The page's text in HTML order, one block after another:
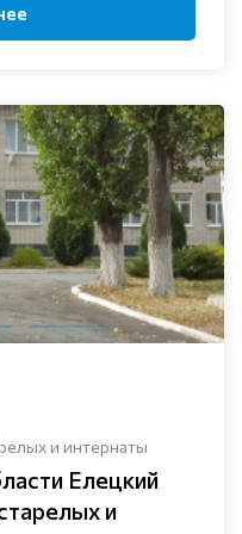
и интернаты
Елецкий
и